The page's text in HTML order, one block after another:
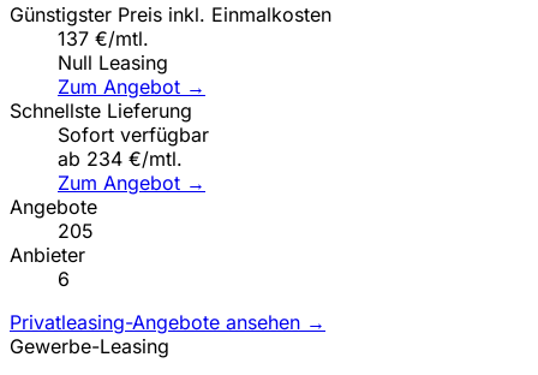
Günstigster Preis inkl. Einmalkosten
137 €/mtl.
Null Leasing
Zum Angebot →
Schnellste Lieferung
Sofort verfügbar
ab 234 €/mtl.
Zum Angebot →
Angebote
205
Anbieter
6
Privatleasing-Angebote ansehen →
Gewerbe-Leasing